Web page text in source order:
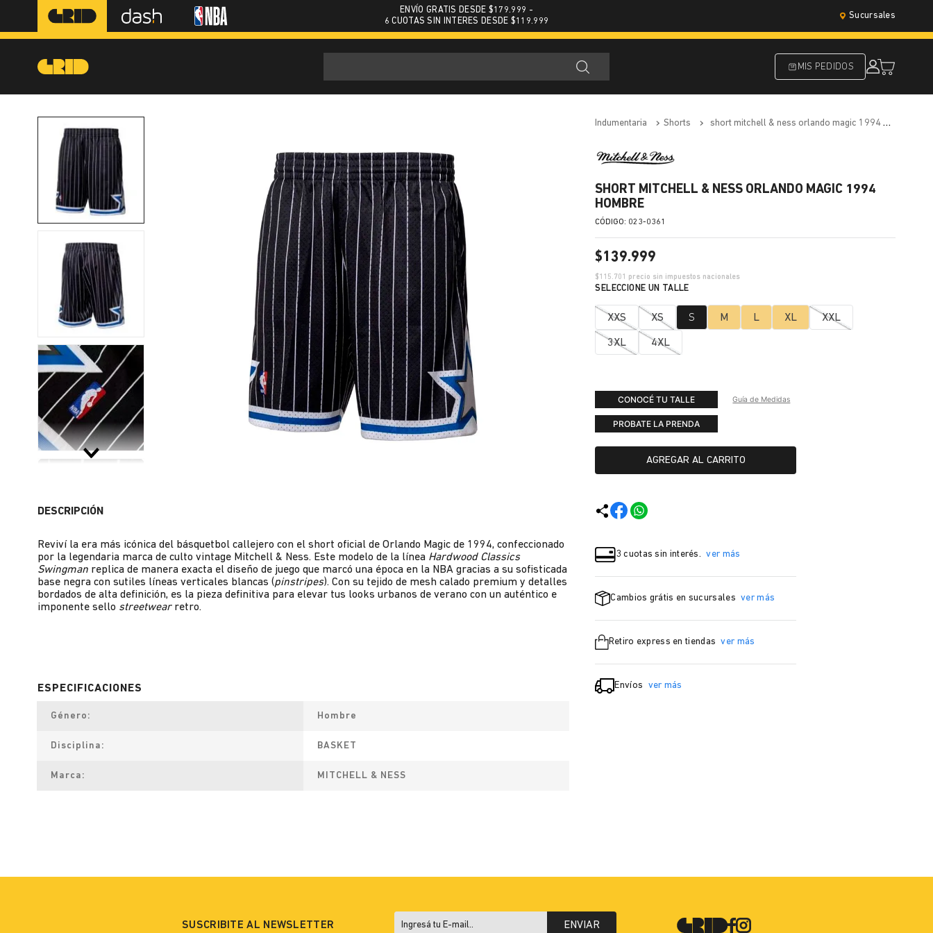
ENVÍO GRATIS DESDE $179.999 -
6 CUOTAS SIN INTERES DESDE $119.999
Sucursales
MIS PEDIDOS
DESCRIPCIÓN
Reviví la era más icónica del básquetbol callejero con el short oficial de Orlando Magic de 1994, confeccionado
por la legendaria marca de culto vintage Mitchell & Ness. Este modelo de la línea Hardwood Classics
Swingman replica de manera exacta el diseño de juego que marcó una época en la NBA gracias a su sofisticada
base negra con sutiles líneas verticales blancas (pinstripes). Con su tejido de mesh calado premium y detalles
bordados de alta definición, es la pieza definitiva para elevar tus looks urbanos de verano con un auténtico e
imponente sello streetwearretro.
Género Hombre
Disciplina BASKET
Marca MITCHELL & NESS
indumentaria shorts short mitchell & ness orlando magic 1994 hombre
SHORT MITCHELL & NESS ORLANDO MAGIC 1994
HOMBRE
: 023-0361
$139.999
$115.701 precio sin impuestos nacionales
XXS XS S M L XL XXL
3XL 4XL
CONOCÉ TU TALLE Guía de Medidas
PROBATE LA PRENDA
AGREGAR AL CARRITO
3 cuotas sin interés. ver más
Cambios grátis en sucursales ver más
Retiro express en tiendas ver más
Envíos ver más
SUSCRIBITE AL NEWSLETTER ENVIAR